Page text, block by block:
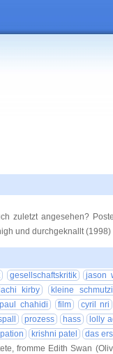
zuletzt angesehen?
und durchgeknallt
gesellschaftskritik
jason
kirby
kleine
paul chahidi film
cyril nri
prozess hass
lolly
krishni patel
das
fromme Edith Swan